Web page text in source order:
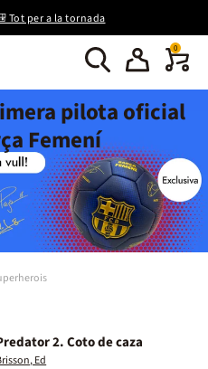
Tot per a la tornada
0
pilota oficial
Femení
2. Coto de caza
Ed